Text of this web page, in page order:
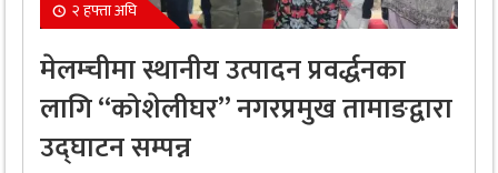
२ हफ्ता अघि
मेलम्चीमा स्थानीय उत्पादन प्रवर्द्धनका
लागि “कोशेलीघर” नगरप्रमुख तामाङद्वारा
उद्घाटन सम्पन्न